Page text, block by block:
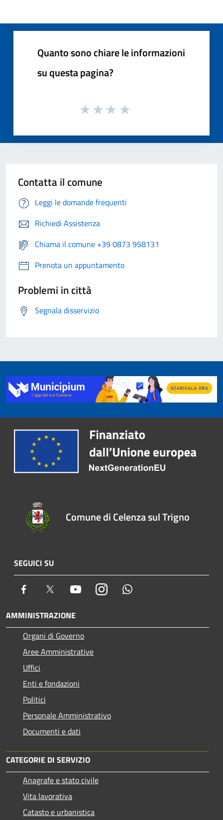
Quanto sono chiare le informazioni
su questa pagina?
Contatta il comune
Leggi le domande frequenti
Richiedi Assistenza
Chiama il comune +39 0873 958131
Prenota un appuntamento
Problemi in città
Segnala disservizio
Comune di Celenza sul Trigno
SEGUICI SU
Facebook Twitter YoutubeInstagram
AMMINISTRAZIONE
Organi di Governo
Aree Amministrative
Uffici
Enti e fondazioni
Politici
Personale Amministrativo
Documenti e dati
CATEGORIE DI SERVIZIO
Anagrafe e stato civile
Vita lavorativa
Catasto e urbanistica